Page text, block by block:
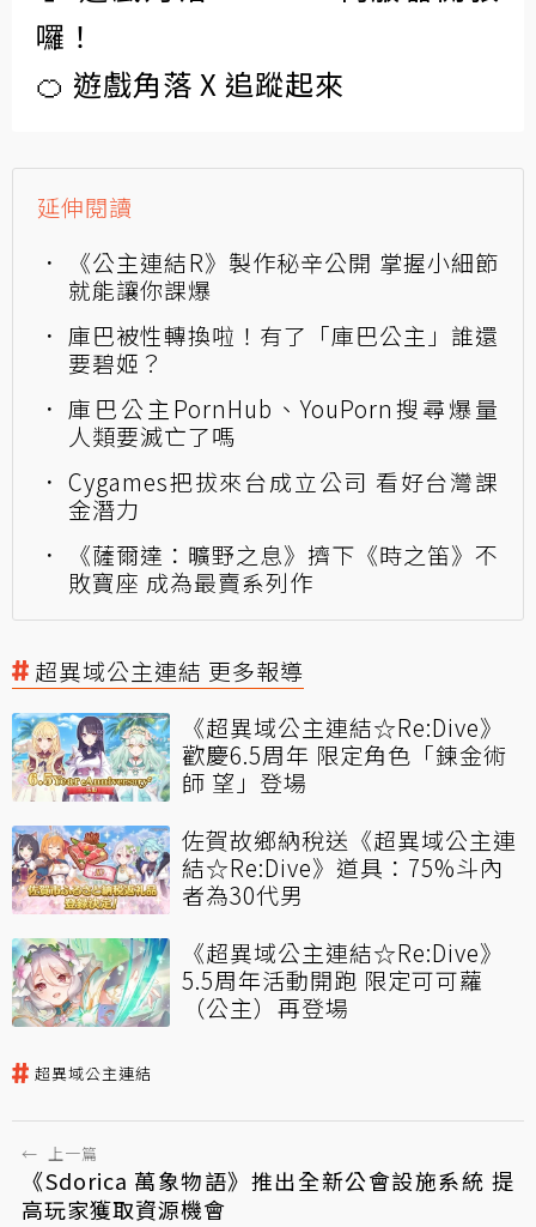
囉！
🍊 遊戲角落 X 追蹤起來
延伸閱讀
《公主連結R》製作秘辛公開 掌握小細節
就能讓你課爆
庫巴被性轉換啦！有了「庫巴公主」誰還
要碧姬？
庫巴公主PornHub、YouPorn搜尋爆量
人類要滅亡了嗎
Cygames把拔來台成立公司 看好台灣課
金潛力
《薩爾達：曠野之息》擠下《時之笛》不
敗寶座 成為最賣系列作
超異域公主連結 更多報導
《超異域公主連結☆Re:Dive》
歡慶6.5周年 限定角色「鍊金術
師 望」登場
佐賀故鄉納稅送《超異域公主連
結☆Re:Dive》道具：75%斗內
者為30代男
《超異域公主連結☆Re:Dive》
5.5周年活動開跑 限定可可蘿
（公主）再登場
超異域公主連結
← 上一篇
《Sdorica 萬象物語》推出全新公會設施系統 提
高玩家獲取資源機會